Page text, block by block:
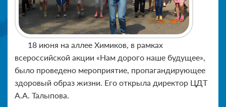
18 июня на аллее Химиков, в рамках
всероссийской акции «Нам дорого наше будущее»,
было проведено мероприятие, пропагандирующее
здоровый образ жизни. Его открыла директор ЦДТ
А.А. Талыпова.